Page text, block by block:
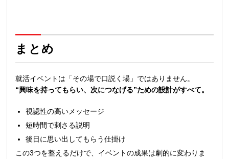
まとめ
就活イベントは「その場で口説く場」ではありません。
“興味を持ってもらい、次につなげる”ための設計がすべて。
視認性の高いメッセージ
短時間で刺さる説明
後日に思い出してもらう仕掛け
この3つを整えるだけで、イベントの成果は劇的に変わりま